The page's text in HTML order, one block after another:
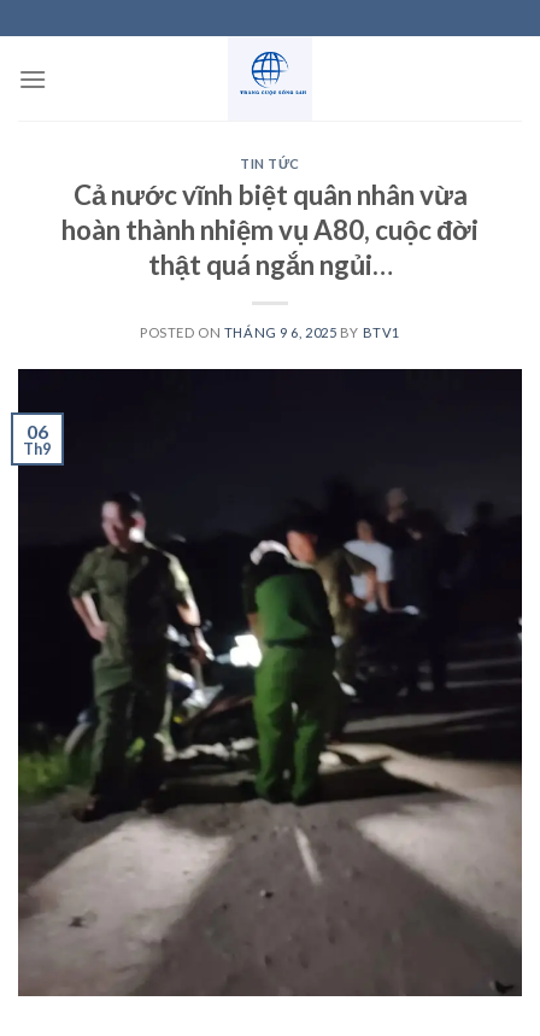
to
content
TIN TỨC
Cả nước vĩnh biệt quân nhân vừa
hoàn thành nhiệm vụ A80, cuộc đời
thật quá ngắn ngủi…
POSTED ON THÁNG 9 6, 2025 BY BTV1
06
Th9